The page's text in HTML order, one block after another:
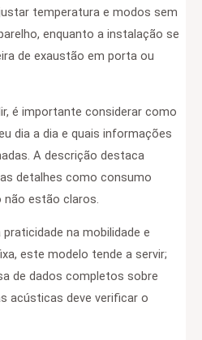
temperatura e modos sem
enquanto a instalação se
de exaustão em porta ou
é importante considerar como
dia a dia e quais informações
A descrição destaca
detalhes como consumo
não estão claros.
na mobilidade e
este modelo tende a servir;
de dados completos sobre
acústicas deve verificar o